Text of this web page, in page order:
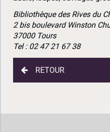
Bibliothèque des Rives du
2 bis boulevard Winston
37000 Tours
Tel : 02 47 21 67 38
RETOUR